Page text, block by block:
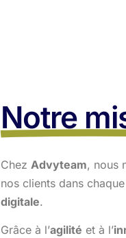
Notre
Chez Advyteam, nous
nos clients dans
digitale.
Grâce à l’agilité et à l’